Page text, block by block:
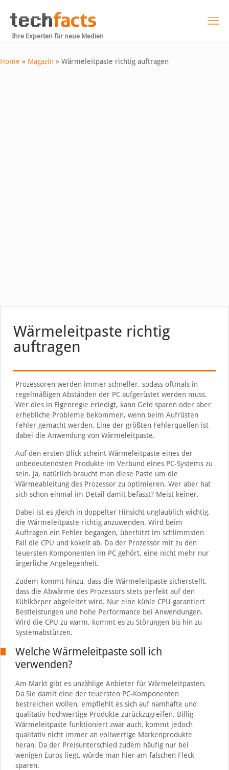
Ihre Experten für neue Medien
Home » Magazin » Wärmeleitpaste richtig auftragen
Wärmeleitpaste richtig
auftragen
Prozessoren werden immer schneller, sodass oftmals in
regelmäßigen Abständen der PC aufgerüstet werden muss.
Wer dies in Eigenregie erledigt, kann Geld sparen oder aber
erhebliche Probleme bekommen, wenn beim Aufrüsten
Fehler gemacht werden. Eine der größten Fehlerquellen ist
dabei die Anwendung von Wärmeleitpaste.
Auf den ersten Blick scheint Wärmeleitpaste eines der
unbedeutendsten Produkte im Verbund eines PC-Systems zu
sein. Ja, natürlich braucht man diese Paste um die
Wärmeableitung des Prozessor zu optimieren. Wer aber hat
sich schon einmal im Detail damit befasst? Meist keiner.
Dabei ist es gleich in doppelter Hinsicht unglaublich wichtig,
die Wärmeleitpaste richtig anzuwenden. Wird beim
Auftragen ein Fehler begangen, überhitzt im schlimmsten
Fall die CPU und kokelt ab. Da der Prozessor mit zu den
teuersten Komponenten im PC gehört, eine nicht mehr nur
ärgerliche Angelegenheit.
Zudem kommt hinzu, dass die Wärmeleitpaste sicherstellt,
dass die Abwärme des Prozessors stets perfekt auf den
Kühlkörper abgeleitet wird. Nur eine kühle CPU garantiert
Bestleistungen und hohe Performance bei Anwendungen.
Wird die CPU zu warm, kommt es zu Störungen bis hin zu
Systemabstürzen.
Welche Wärmeleitpaste soll ich
verwenden?
Am Markt gibt es unzählige Anbieter für Wärmeleitpasten.
Da Sie damit eine der teuersten PC-Komponenten
bestreichen wollen, empfiehlt es sich auf namhafte und
qualitativ hochwertige Produkte zurückzugreifen. Billig-
Wärmeleitpaste funktioniert zwar auch, kommt jedoch
qualitativ nicht immer an vollwertige Markenprodukte
heran. Da der Preisunterschied zudem häufig nur bei
wenigen Euros liegt, würde man hier am falschen Fleck
sparen.